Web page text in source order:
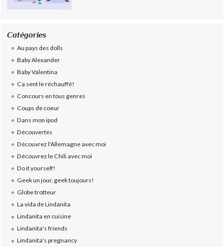
Catégories
Au pays des dolls
Baby Alexander
Baby Valentina
Ca sent le réchauffé!
Concours en tous genres
Coups de coeur
Dans mon ipod
Découvertes
Découvrez l'Allemagne avec moi
Découvrez le Chili avec moi
Do it yourself!
Geek un jour, geek toujours!
Globe trotteur
La vida de Lindanita
Lindanita en cuisine
Lindanita's friends
Lindanita's pregnancy